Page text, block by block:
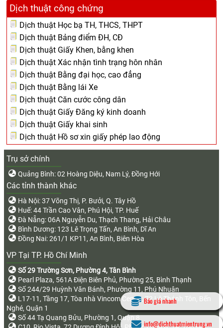
Dịch thuật công chứng
Dịch thuật Học bạ TH, THCS, THPT
Dịch thuật Bảng điểm ĐH, CĐ
Dịch thuật Giấy Khen, bằng khen
Dịch thuật Xác nhận tình trạng hôn nhân
Dịch thuật Bằng đại học, cao đẳng
Dịch thuật Bằng lái Xe
Dịch thuật Căn cước công dân
Dịch thuật Giấy Đăng ký kinh doanh
Dịch thuật Giấy khai sinh
Dịch thuật Hồ sơ xin giấy phép lao động
Trụ sở chính
Quảng Bình: 02 Hoàng Diệu, Nam Lý, Đồng Hới
Các tỉnh thành khác
Hà Nội: 37 Võng Thị, P. Bưởi, Q. Tây Hồ
Huế: 44 Trần Cao Vân, Phú Hội, TP. Huế
Đà Nẵng: 06A Nguyễn Du, Thạch Thang, Hải Châu
Bình Dương: 123 Lê Trọng Tấn, An Bình, Dĩ An
Đồng Nai: 261/1 KP11, An Bình, Biên Hòa
VP Tại TP. Hồ Chí Minh
Số 29 Trường Sơn, Phường 4, Tân Bình
Pearl Plaza, 561A Điện Biên Phủ, Phường 25, Bình Thạnh
Số 244/29 Huỳnh Văn Bánh, Phường 11, Phú Nhuận
L17-11, Tầng 17, Tòa nhà Vincom Center, 72 Lê Thánh Tôn, Bến
Nghé, Quận 1
Số 44 Tạ Quang Bửu, Phường 1, Quận 8
Báo giá nhanh
info@dichthuatmientrung.vn